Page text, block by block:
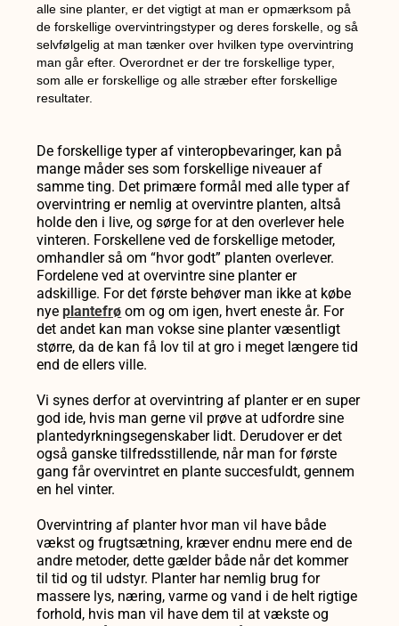
alle sine planter, er det vigtigt at man er opmærksom på
de forskellige overvintringstyper og deres forskelle, og så
selvfølgelig at man tænker over hvilken type overvintring
man går efter. Overordnet er der tre forskellige typer,
som alle er forskellige og alle stræber efter forskellige
resultater.
De forskellige typer af vinteropbevaringer, kan på
mange måder ses som forskellige niveauer af
samme ting. Det primære formål med alle typer af
overvintring er nemlig at overvintre planten, altså
holde den i live, og sørge for at den overlever hele
vinteren. Forskellene ved de forskellige metoder,
omhandler så om “hvor godt” planten overlever.
Fordelene ved at overvintre sine planter er
adskillige. For det første behøver man ikke at købe
nye plantefrø om og om igen, hvert eneste år. For
det andet kan man vokse sine planter væsentligt
større, da de kan få lov til at gro i meget længere tid
end de ellers ville.
Vi synes derfor at overvintring af planter er en super
god ide, hvis man gerne vil prøve at udfordre sine
plantedyrkningsegenskaber lidt. Derudover er det
også ganske tilfredsstillende, når man for første
gang får overvintret en plante succesfuldt, gennem
en hel vinter.
Overvintring af planter hvor man vil have både
vækst og frugtsætning, kræver endnu mere end de
andre metoder, dette gælder både når det kommer
til tid og til udstyr. Planter har nemlig brug for
massere lys, næring, varme og vand i de helt rigtige
forhold, hvis man vil have dem til at vækste og